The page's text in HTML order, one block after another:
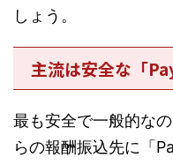
しょう。
主流は安全な「
最も安全で一般的な
らの報酬振込先に「